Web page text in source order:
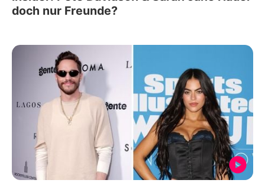
doch nur Freunde?